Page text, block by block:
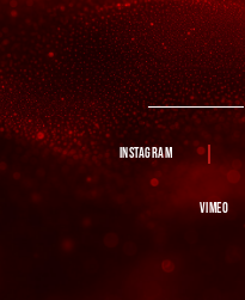
Instagram
Vimeo